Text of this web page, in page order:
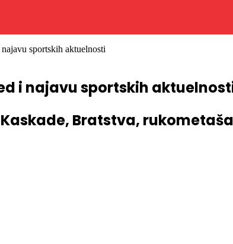
sportskih aktuelnosti
i najavu sportskih
Bratstva,